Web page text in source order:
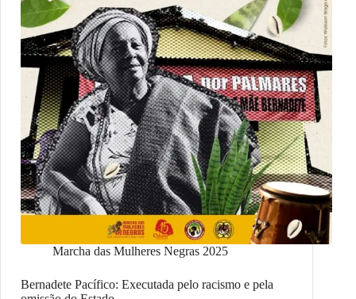
Marcha das Mulheres Negras 2025
Bernadete Pacífico: Executada pelo racismo e pela